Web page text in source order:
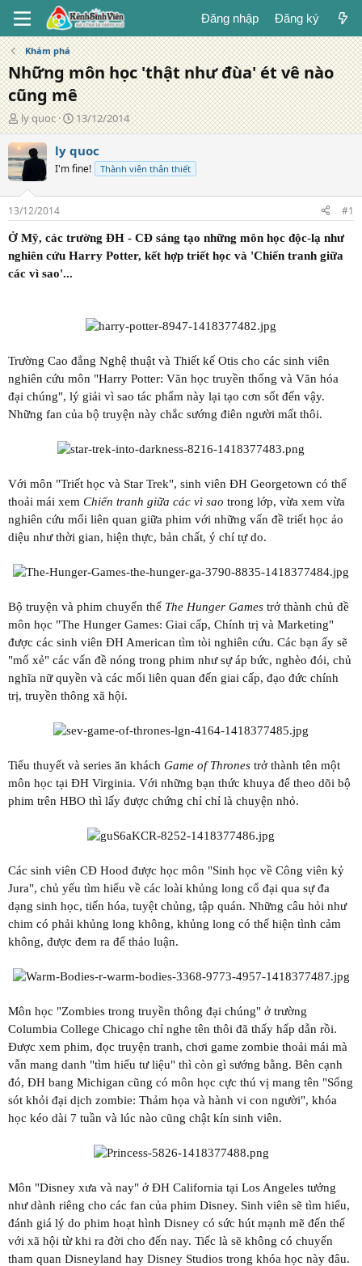
Đăng nhập Đăng ký
Khám phá
Những môn học 'thật như đùa' ét vê nào
cũng mê
T
á
c
g
i
ả
ly quoc
N
g
à
y
đ
g
13/12/2014
ly quoc
I'm fine! Thành viên thân thiết
13/12/2014 #1
Ở Mỹ, các trường ĐH - CĐ sáng tạo những môn học độc-lạ như
nghiên cứu Harry Potter, kết hợp triết học và 'Chiến tranh giữa
các vì sao'...
Trường Cao đẳng Nghệ thuật và Thiết kế Otis cho các sinh viên
nghiên cứu môn "Harry Potter: Văn học truyền thống và Văn hóa
đại chúng", lý giải vì sao tác phẩm này lại tạo cơn sốt đến vậy.
Những fan của bộ truyện này chắc sướng điên người mất thôi.
Với môn "Triết học và Star Trek", sinh viên ĐH Georgetown có thể
thoải mái xem Chiến tranh giữa các vì sao trong lớp, vừa xem vừa
nghiên cứu mối liên quan giữa phim với những vấn đề triết học ảo
diệu như thời gian, hiện thực, bản chất, ý chí tự do.
Bộ truyện và phim chuyển thể The Hunger Games trở thành chủ đề
môn học "The Hunger Games: Giai cấp, Chính trị và Marketing"
được các sinh viên ĐH American tìm tòi nghiên cứu. Các bạn ấy sẽ
"mổ xẻ" các vấn đề nóng trong phim như sự áp bức, nghèo đói, chủ
nghĩa nữ quyền và các mối liên quan đến giai cấp, đạo đức chính
trị, truyền thông xã hội.
Tiểu thuyết và series ăn khách Game of Thrones trở thành tên một
môn học tại ĐH Virginia. Với những bạn thức khuya để theo dõi bộ
phim trên HBO thì lấy được chứng chỉ chỉ là chuyện nhỏ.
Các sinh viên CĐ Hood được học môn "Sinh học về Công viên kỷ
Jura", chủ yếu tìm hiểu về các loài khủng long cổ đại qua sự đa
dạng sinh học, tiến hóa, tuyệt chủng, tập quán. Những câu hỏi như
chim có phải khủng long không, khủng long có thể hiện tình cảm
không, được đem ra để thảo luận.
Môn học "Zombies trong truyền thông đại chúng" ở trường
Columbia College Chicago chỉ nghe tên thôi đã thấy hấp dẫn rồi.
Được xem phim, đọc truyện tranh, chơi game zombie thoải mái mà
vẫn mang danh "tìm hiểu tư liệu" thì còn gì sướng bằng. Bên cạnh
đó, ĐH bang Michigan cũng có môn học cực thú vị mang tên "Sống
sót khỏi đại dịch zombie: Thảm họa và hành vi con người", khóa
học kéo dài 7 tuần và lúc nào cũng chật kín sinh viên.
Môn "Disney xưa và nay" ở ĐH California tại Los Angeles tưởng
như dành riêng cho các fan của phim Disney. Sinh viên sẽ tìm hiểu,
đánh giá lý do phim hoạt hình Disney có sức hút mạnh mẽ đến thế
với xã hội từ khi ra đời cho đến nay. Tiếc là sẽ không có chuyến
tham quan Disneyland hay Disney Studios trong khóa học này đâu.